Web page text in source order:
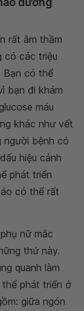
rất âm thầm
có các triệu
Bạn có thể
bạn đi khám
máu
khác như vết
người bệnh có
hiệu cảnh
phát triển
có thể rất
nữ mắc
thứ này.
quanh làm
thể phát triển ở
giữa ngón